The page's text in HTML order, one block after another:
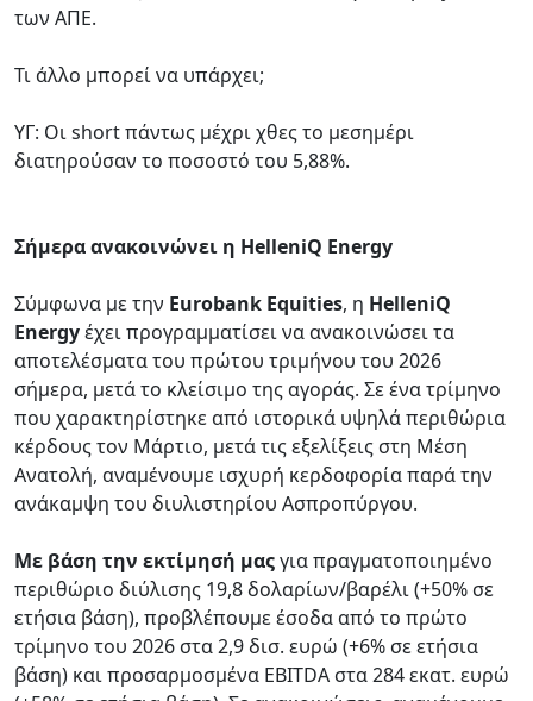
των ΑΠΕ.
Τι άλλο μπορεί να υπάρχει;
ΥΓ: Oι short πάντως μέχρι χθες το μεσημέρι
διατηρούσαν το ποσοστό του 5,88%.
Σήμερα ανακοινώνει η HelleniQ Energy
Σύμφωνα με την Eurobank Equities, η HelleniQ
Energyέχει προγραμματίσει να ανακοινώσει τα
αποτελέσματα του πρώτου τριμήνου του 2026
σήμερα, μετά το κλείσιμο της αγοράς. Σε ένα τρίμηνο
που χαρακτηρίστηκε από ιστορικά υψηλά περιθώρια
κέρδους τον Μάρτιο, μετά τις εξελίξεις στη Μέση
Ανατολή, αναμένουμε ισχυρή κερδοφορία παρά την
ανάκαμψη του διυλιστηρίου Ασπροπύργου.
Με βάση την εκτίμησή μαςγια πραγματοποιημένο
περιθώριο διύλισης 19,8 δολαρίων/βαρέλι (+50% σε
ετήσια βάση), προβλέπουμε έσοδα από το πρώτο
τρίμηνο του 2026 στα 2,9 δισ. ευρώ (+6% σε ετήσια
βάση) και προσαρμοσμένα EBITDA στα 284 εκατ. ευρώ